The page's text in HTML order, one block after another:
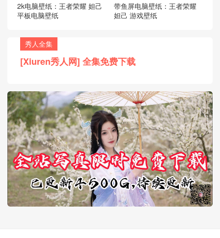
2k电脑壁纸：王者荣耀 妲己
平板电脑壁纸
带鱼屏电脑壁纸：王者荣耀
妲己 游戏壁纸
秀人全集
[Xiuren秀人网] 全集免费下载